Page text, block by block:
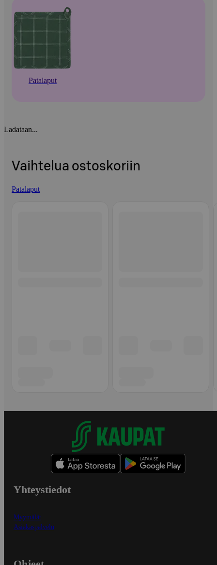
Patalaput
Ladataan...
Vaihtelua ostoskoriin
Patalaput
Yhteystiedot
Myymälät
Asiakaspalvelu